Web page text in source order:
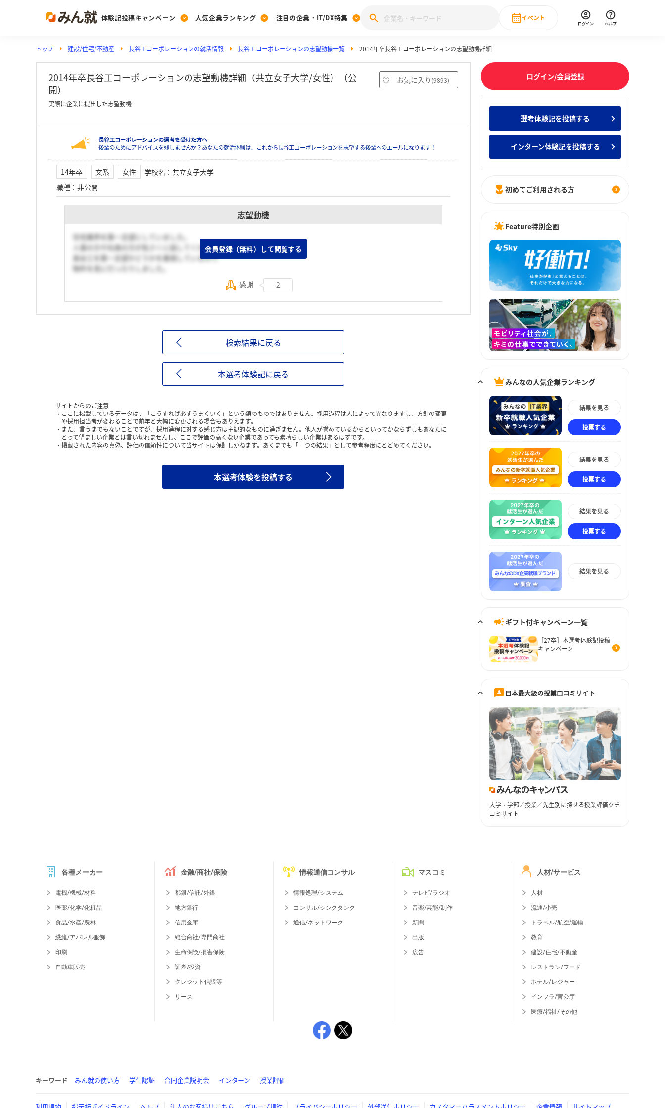
体験記投稿キャンペーン
Post
投稿する
[27卒] 本選考体験記投稿キャンペーン
人気企業ランキング
Ranking
ランキングを見る
みんなのDX企業就職ブランド調査
みんなの新卒就職人気企業ランキング みんなのインターン人気企業ランキ
注目の企業・IT/DX特集
PickUp
注目の企業特集
28卒 IT・DX現場社員インタビュー
動画で知ろう！業界・企業研究
イベント
直近のイベント一覧
ログイン ヘルプ
トップ 建設/住宅/不動産 長谷工コーポレーションの就活情報 長谷工コーポレーションの志望動機一覧 2014年卒長谷工コーポレーションの志望動機詳細
2014年卒長谷工コーポレーションの志望動機詳細（共立女子大学/女性）（公
開）
お気に入り (9893)
実際に企業に提出した志望動機
長谷工コーポレーションの選考を受けた方へ
後輩のためにアドバイスを残しませんか？あなたの就活体験は、これから長谷工コーポレーションを志望する後輩へのエールになります！
14年卒 文系 女性 学校名 ： 共立女子大学
職種 ： 非公開
志望動機
住宅業界を第一志望にしていました。
人事の方や社員の方が気さくに話してくださったのが印象的です。
長谷工を第一志望かどうかを重視しているので
物件を見に行ったりしました。
会員登録（無料）して閲覧する
感謝 2
検索結果に戻る
本選考体験記に戻る
サイトからのご注意
ここに掲載しているデータは、「こうすれば必ずうまくいく」という類のものではありません。採用過程は人によって異なりますし、方針の変更
や採用担当者が変わることで前年と大幅に変更される場合もありえます。
また、言うまでもないことですが、採用過程に対する感じ方は主観的なものに過ぎません。他人が誉めているからといってかならずしもあなたに
とって望ましい企業とは言い切れませんし、ここで評価の高くない企業であっても素晴らしい企業はあるはずです。
掲載された内容の真偽、評価の信頼性について当サイトは保証しかねます。あくまでも「一つの結果」として参考程度にとどめてください。
本選考体験を投稿する
ログイン/会員登録
選考体験記を投稿する
インターン体験記を投稿する
初めてご利用される方
Feature特別企画
みんなの人気企業ランキング
結果を見る
投票する
結果を見る
投票する
結果を見る
投票する
結果を見る
ギフト付キャンペーン一覧
［27卒］本選考体験記投稿
キャンペーン
日本最大級の授業口コミサイト
大学・学部／授業／先生別に探せる授業評価クチ
コミサイト
各種メーカー
電機/機械/材料
医薬/化学/化粧品
食品/水産/農林
繊維/アパレル服飾
印刷
自動車販売
金融/商社/保険
都銀/信託/外銀
地方銀行
信用金庫
総合商社/専門商社
生命保険/損害保険
証券/投資
クレジット信販等
リース
情報通信コンサル
情報処理/システム
コンサル/シンクタンク
通信/ネットワーク
マスコミ
テレビ/ラジオ
音楽/芸能/制作
新聞
出版
広告
人材/サービス
人材
流通/小売
トラベル/航空/運輸
教育
建設/住宅/不動産
レストラン/フード
ホテル/レジャー
インフラ/官公庁
医療/福祉/その他
キーワード みん就の使い方 学生認証 合同企業説明会 インターン 授業評価